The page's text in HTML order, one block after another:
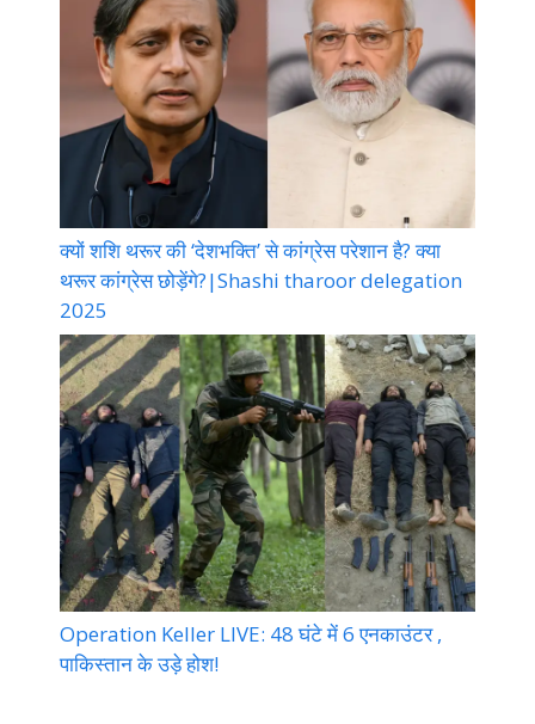
क्यों शशि थरूर की ‘देशभक्ति’ से कांग्रेस परेशान है? क्या
थरूर कांग्रेस छोड़ेंगे?|Shashi tharoor delegation
2025
Operation Keller LIVE: 48 घंटे में 6 एनकाउंटर ,
पाकिस्तान के उड़े होश!